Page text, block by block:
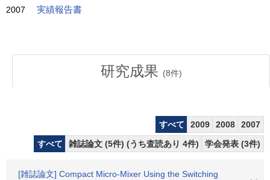
2007 実績報告書
研究成果 (8件)
すべて 2009 2008
2007
すべて
雑誌論文 (5件) (うち査読あり 4件) 学会発表 (3件)
[雑誌論文] Compact Micro-Mixer Using the Switching